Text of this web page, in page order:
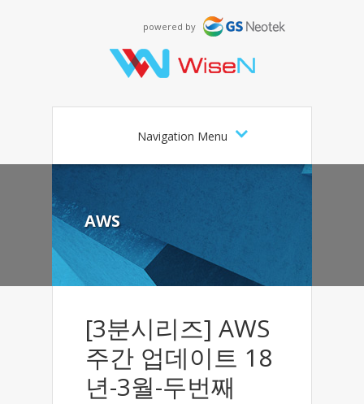
powered by
Navigation Menu
AWS
[3분시리즈] AWS
주간 업데이트 18
년-3월-두번째